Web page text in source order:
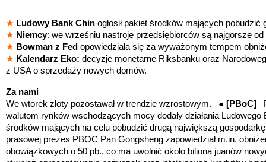
★ Ludowy Bank Chin ogłosił pakiet środków mających pobudzić
★ Niemcy: we wrześniu nastroje przedsiębiorców są najgorsze
★ Bowman z Fed opowiedziała się za wyważonym tempem
★ Kalendarz Eko: decyzje monetarne Riksbanku oraz
z USA o sprzedaży nowych domów.
Za nami
We wtorek złoty pozostawał w trendzie wzrostowym. ● [PBoC]
walutom rynków wschodzących mocy dodały działania Ludowego
środków mających na celu pobudzić drugą największą
prasowej prezes PBOC Pan Gongsheng zapowiedział m.in.
obowiązkowych o 50 pb., co ma uwolnić około biliona juanów